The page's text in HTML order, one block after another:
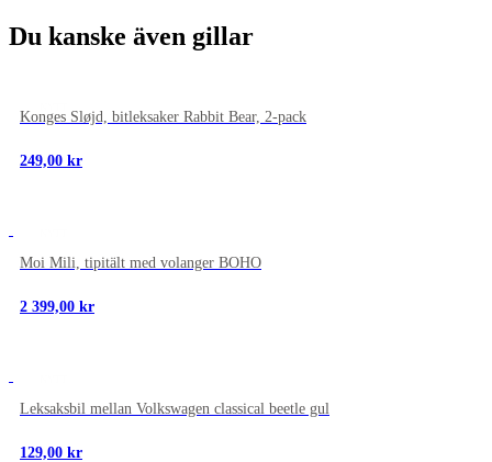
Du kanske även gillar
Konges Sløjd, bitleksaker Rabbit Bear, 2-pack
249,00 kr
Moi Mili, tipitält med volanger BOHO
2 399,00 kr
Leksaksbil mellan Volkswagen classical beetle gul
129,00 kr